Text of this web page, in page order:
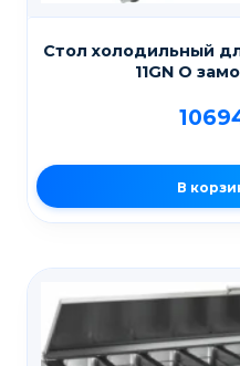
Стол холодильный
11GN O
В